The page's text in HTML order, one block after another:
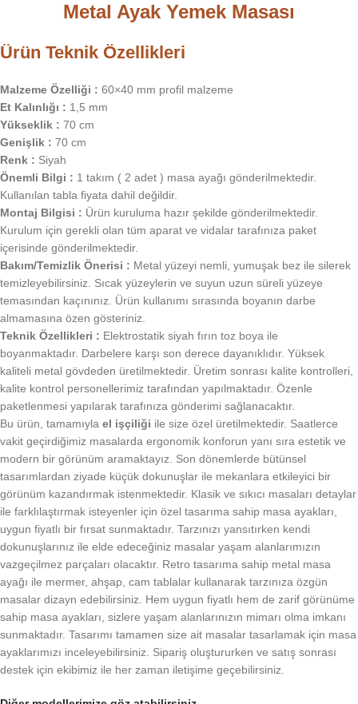
Metal Ayak Yemek Masası
Ürün Teknik Özellikleri
Malzeme Özelliği : 60×40 mm profil malzeme
Et Kalınlığı : 1,5 mm
Yükseklik : 70 cm
Genişlik : 70 cm
Renk : Siyah
Önemli Bilgi : 1 takım ( 2 adet ) masa ayağı gönderilmektedir.
Kullanılan tabla fiyata dahil değildir.
Montaj Bilgisi : Ürün kuruluma hazır şekilde gönderilmektedir.
Kurulum için gerekli olan tüm aparat ve vidalar tarafınıza paket
içerisinde gönderilmektedir.
Bakım/Temizlik Önerisi : Metal yüzeyi nemli, yumuşak bez ile silerek
temizleyebilirsiniz. Sıcak yüzeylerin ve suyun uzun süreli yüzeye
temasından kaçınınız. Ürün kullanımı sırasında boyanın darbe
almamasına özen gösteriniz.
Teknik Özellikleri : Elektrostatik siyah fırın toz boya ile
boyanmaktadır. Darbelere karşı son derece dayanıklıdır. Yüksek
kaliteli metal gövdeden üretilmektedir. Üretim sonrası kalite kontrolleri,
kalite kontrol personellerimiz tarafından yapılmaktadır. Özenle
paketlenmesi yapılarak tarafınıza gönderimi sağlanacaktır.
Bu ürün, tamamıyla el işçiliği ile size özel üretilmektedir. Saatlerce
vakit geçirdiğimiz masalarda ergonomik konforun yanı sıra estetik ve
modern bir görünüm aramaktayız. Son dönemlerde bütünsel
tasarımlardan ziyade küçük dokunuşlar ile mekanlara etkileyici bir
görünüm kazandırmak istenmektedir. Klasik ve sıkıcı masaları detaylar
ile farklılaştırmak isteyenler için özel tasarıma sahip masa ayakları,
uygun fiyatlı bir fırsat sunmaktadır. Tarzınızı yansıtırken kendi
dokunuşlarınız ile elde edeceğiniz masalar yaşam alanlarımızın
vazgeçilmez parçaları olacaktır. Retro tasarıma sahip metal masa
ayağı ile mermer, ahşap, cam tablalar kullanarak tarzınıza özgün
masalar dizayn edebilirsiniz. Hem uygun fiyatlı hem de zarif görünüme
sahip masa ayakları, sizlere yaşam alanlarınızın mimarı olma imkanı
sunmaktadır. Tasarımı tamamen size ait masalar tasarlamak için masa
ayaklarımızı inceleyebilirsiniz. Sipariş oluştururken ve satış sonrası
destek için ekibimiz ile her zaman iletişime geçebilirsiniz.